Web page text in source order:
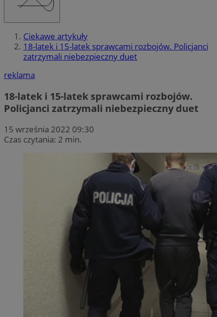
Ciekawe artykuły
18-latek i 15-latek sprawcami rozbojów. Policjanci
zatrzymali niebezpieczny duet
reklama
18-latek i 15-latek sprawcami rozbojów.
Policjanci zatrzymali niebezpieczny duet
15 września 2022 09:30
Czas czytania: 2 min.